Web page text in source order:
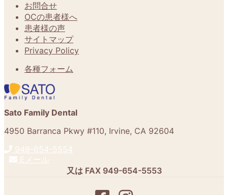
お問合せ
OCの患者様へ
患者様の声
サイトマップ
Privacy Policy
各種フォーム
Sato Family Dental
4950 Barranca Pkwy #110, Irvine, CA 92604
949-654-5554
Eメール
又は FAX 949-654-5553